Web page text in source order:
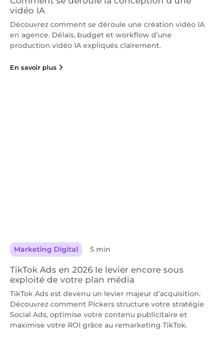
vidéo IA
Découvrez comment se déroule une création vidéo IA
en agence. Délais, budget et workflow d’une
production vidéo IA expliqués clairement.
En savoir plus
Marketing Digital 5 min
TikTok Ads en 2026 le levier encore sous
exploité de votre plan média
TikTok Ads est devenu un levier majeur d’acquisition.
Découvrez comment Pickers structure votre stratégie
Social Ads, optimise votre contenu publicitaire et
maximise votre ROI grâce au remarketing TikTok.